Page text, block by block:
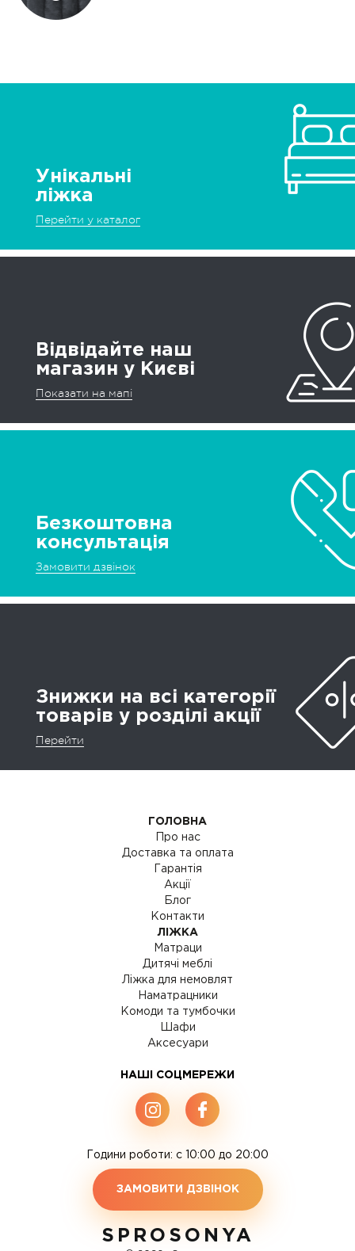
Унікальні
ліжка
Перейти у каталог
Відвідайте наш
магазин у Києві
Показати на мапі
Безкоштовна
консультація
Замовити дзвінок
Знижки на всі категорії
товарів у розділі акції
Перейти
ГОЛОВНА
Про нас
Доставка та оплата
Гарантія
Акції
Блог
Контакти
ЛІЖКА
Матраци
Дитячі меблі
Ліжка для немовлят
Наматрацники
Комоди та тумбочки
Шафи
Аксесуари
НАШІ СОЦМЕРЕЖИ
Години роботи: c 10:00 до 20:00
ЗАМОВИТИ ДЗВІНОК
SPROSONYA